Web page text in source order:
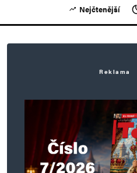
Nejčtenější
Reklama